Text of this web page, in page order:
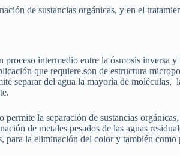
de sustancias orgánicas, y en el
proceso intermedio entre la ósmosis inversa
que requiere.son de estructura
separar del agua la mayoría de moléculas,
permite la separación de sustancias
de metales pesados de las aguas
para la eliminación del color y también como